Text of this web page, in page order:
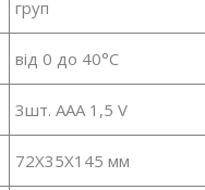
груп
від 0 до 40°С
3шт. ААА 1,5 V
72X35X145 мм